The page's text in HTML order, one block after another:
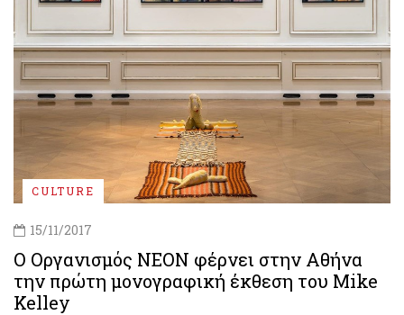
CULTURE
15/11/2017
Ο Οργανισμός ΝΕΟΝ φέρνει στην Αθήνα
την πρώτη μονογραφική έκθεση του Mike
Kelley